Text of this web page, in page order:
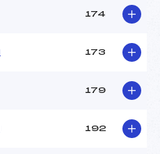
174
173
179
192